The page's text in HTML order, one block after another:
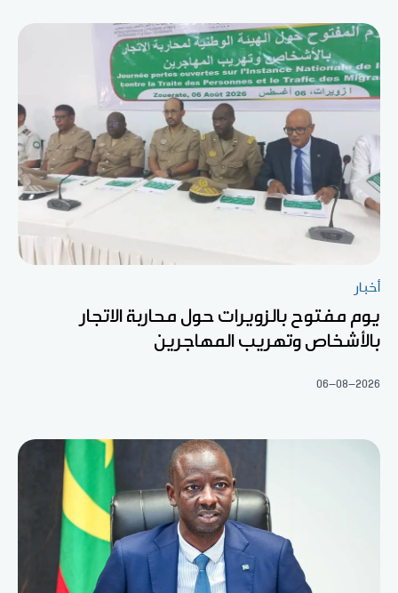
أخبار
يوم مفتوح بالزويرات حول محاربة الاتجار
بالأشخاص وتهريب المهاجرين
06-08-2026